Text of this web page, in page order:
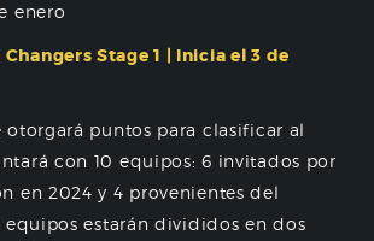
enero
Stage 1 | Inicia el 3 de
otorgará puntos para clasificar al
con 10 equipos: 6 invitados por
en 2024 y 4 provenientes del
equipos estarán divididos en dos